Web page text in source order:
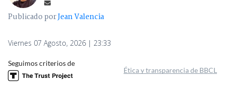
Publicado porJean Valencia
Viernes 07 Agosto, 2026 | 23:33
Seguimos criterios de
Ética y transparencia de BBCL